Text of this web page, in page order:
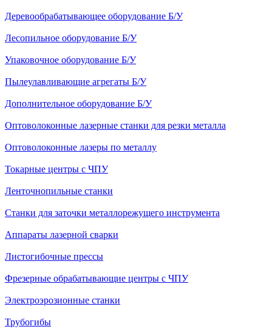
Деревообрабатывающее оборудование Б/У
Лесопильное оборудование Б/У
Упаковочное оборудование Б/У
Пылеулавливающие агрегаты Б/У
Дополнительное оборудование Б/У
Оптоволоконные лазерные станки для резки металла
Оптоволоконные лазеры по металлу
Токарные центры с ЧПУ
Ленточнопильные станки
Станки для заточки металлорежущего инструмента
Аппараты лазерной сварки
Листогибочные прессы
Фрезерные обрабатывающие центры с ЧПУ
Электроэрозионные станки
Трубогибы